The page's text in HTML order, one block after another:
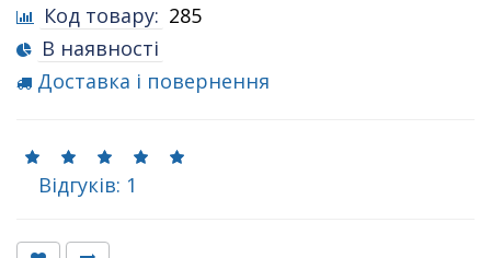
Код товару: 285
В наявності
Доставка і повернення
Відгуків: 1